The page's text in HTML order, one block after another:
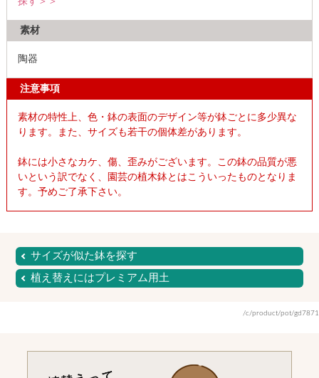
素材
陶器
注意事項
素材の特性上、色・鉢の表面のデザイン等が鉢ごとに多少異な
ります。また、サイズも若干の個体差があります。
鉢には小さなカケ、傷、歪みがございます。この鉢の品質が悪
いという訳でなく、園芸の植木鉢とはこういったものとなりま
す。予めご了承下さい。
サイズが似た鉢を探す
植え替えにはプレミアム用土
/c/product/pot/gd7871